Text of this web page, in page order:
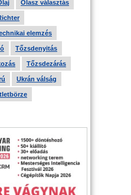
Olasz választás
elemzés
Tőzsdenyitás
Tőzsdezárás
Ukrán válság